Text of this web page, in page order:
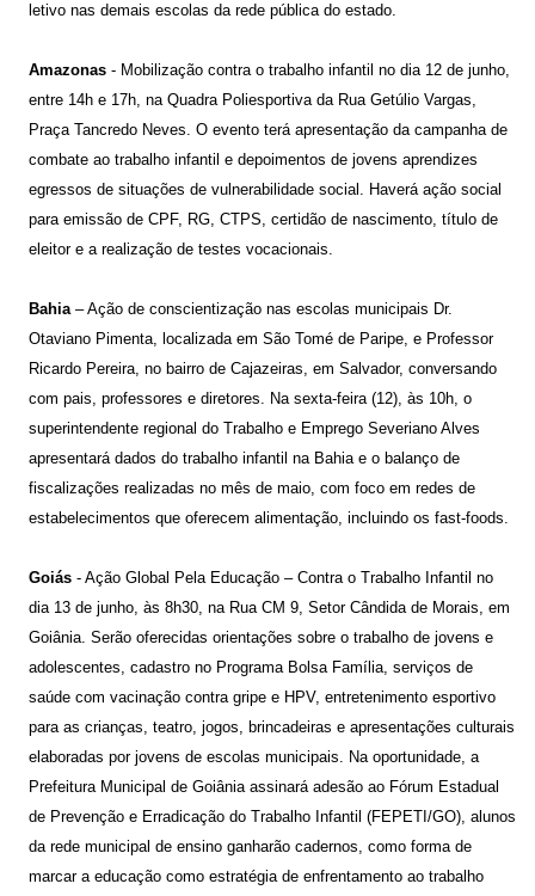
letivo nas demais escolas da rede pública do estado.
Amazonas - Mobilização contra o trabalho infantil no dia 12 de junho,
entre 14h e 17h, na Quadra Poliesportiva da Rua Getúlio Vargas,
Praça Tancredo Neves. O evento terá apresentação da campanha de
combate ao trabalho infantil e depoimentos de jovens aprendizes
egressos de situações de vulnerabilidade social. Haverá ação social
para emissão de CPF, RG, CTPS, certidão de nascimento, título de
eleitor e a realização de testes vocacionais.
Bahia– Ação de conscientização nas escolas municipais Dr.
Otaviano Pimenta, localizada em São Tomé de Paripe, e Professor
Ricardo Pereira, no bairro de Cajazeiras, em Salvador, conversando
com pais, professores e diretores. Na sexta-feira (12), às 10h, o
superintendente regional do Trabalho e Emprego Severiano Alves
apresentará dados do trabalho infantil na Bahia e o balanço de
fiscalizações realizadas no mês de maio, com foco em redes de
estabelecimentos que oferecem alimentação, incluindo os fast-foods.
Goiás - Ação Global Pela Educação – Contra o Trabalho Infantil no
dia 13 de junho, às 8h30, na Rua CM 9, Setor Cândida de Morais, em
Goiânia. Serão oferecidas orientações sobre o trabalho de jovens e
adolescentes, cadastro no Programa Bolsa Família, serviços de
saúde com vacinação contra gripe e HPV, entretenimento esportivo
para as crianças, teatro, jogos, brincadeiras e apresentações culturais
elaboradas por jovens de escolas municipais. Na oportunidade, a
Prefeitura Municipal de Goiânia assinará adesão ao Fórum Estadual
de Prevenção e Erradicação do Trabalho Infantil (FEPETI/GO), alunos
da rede municipal de ensino ganharão cadernos, como forma de
marcar a educação como estratégia de enfrentamento ao trabalho